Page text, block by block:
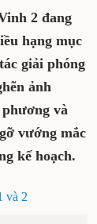
2 đang
hạng mục
giải phóng
ảnh
và
vướng mắc
kế hoạch.
và 2